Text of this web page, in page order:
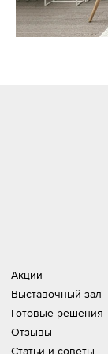
Акции
Выставочный зал
Готовые решения
Отзывы
Статьи и советы